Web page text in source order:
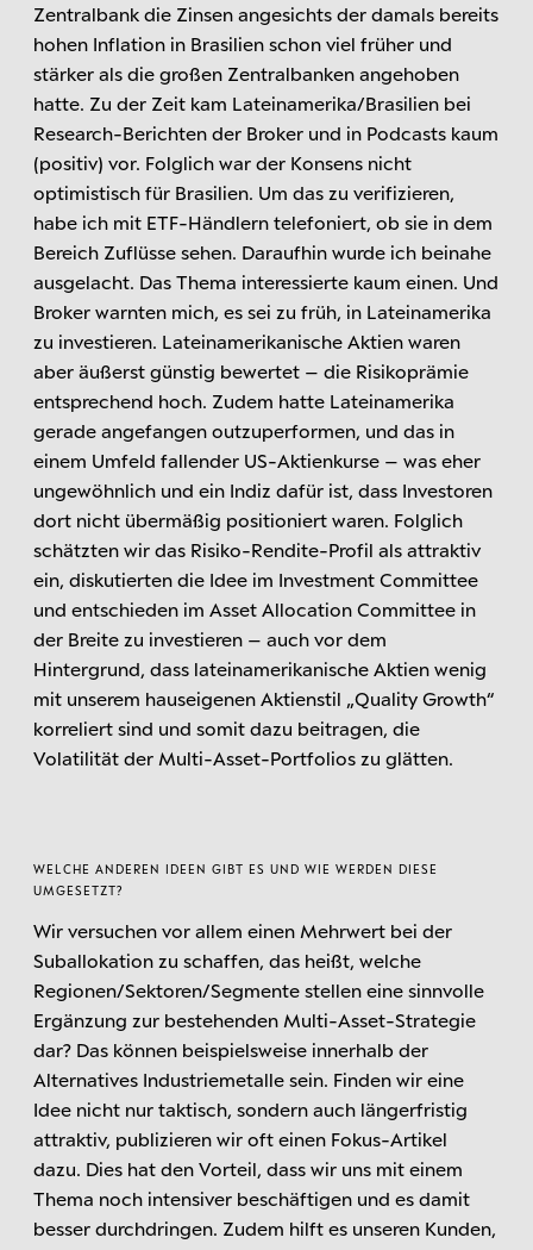
Zentralbank die Zinsen angesichts der damals bereits
hohen Inflation in Brasilien schon viel früher und
stärker als die großen Zentralbanken angehoben
hatte. Zu der Zeit kam Lateinamerika/Brasilien bei
Research-Berichten der Broker und in Podcasts kaum
(positiv) vor. Folglich war der Konsens nicht
optimistisch für Brasilien. Um das zu verifizieren,
habe ich mit ETF-Händlern telefoniert, ob sie in dem
Bereich Zuflüsse sehen. Daraufhin wurde ich beinahe
ausgelacht. Das Thema interessierte kaum einen. Und
Broker warnten mich, es sei zu früh, in Lateinamerika
zu investieren. Lateinamerikanische Aktien waren
aber äußerst günstig bewertet – die Risikoprämie
entsprechend hoch. Zudem hatte Lateinamerika
gerade angefangen outzuperformen, und das in
einem Umfeld fallender US-Aktienkurse – was eher
ungewöhnlich und ein Indiz dafür ist, dass Investoren
dort nicht übermäßig positioniert waren. Folglich
schätzten wir das Risiko-Rendite-Profil als attraktiv
ein, diskutierten die Idee im Investment Committee
und entschieden im Asset Allocation Committee in
der Breite zu investieren – auch vor dem
Hintergrund, dass lateinamerikanische Aktien wenig
mit unserem hauseigenen Aktienstil „Quality Growth“
korreliert sind und somit dazu beitragen, die
Volatilität der Multi-Asset-Portfolios zu glätten.
WELCHE ANDEREN IDEEN GIBT ES UND WIE WERDEN DIESE
UMGESETZT?
Wir versuchen vor allem einen Mehrwert bei der
Suballokation zu schaffen, das heißt, welche
Regionen/Sektoren/Segmente stellen eine sinnvolle
Ergänzung zur bestehenden Multi-Asset-Strategie
dar? Das können beispielsweise innerhalb der
Alternatives Industriemetalle sein. Finden wir eine
Idee nicht nur taktisch, sondern auch längerfristig
attraktiv, publizieren wir oft einen Fokus-Artikel
dazu. Dies hat den Vorteil, dass wir uns mit einem
Thema noch intensiver beschäftigen und es damit
besser durchdringen. Zudem hilft es unseren Kunden,